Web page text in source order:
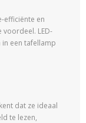
efficiënte en
voordeel. LED-
een tafellamp
dat ze ideaal
te lezen,